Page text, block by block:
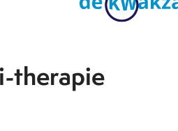
therapie